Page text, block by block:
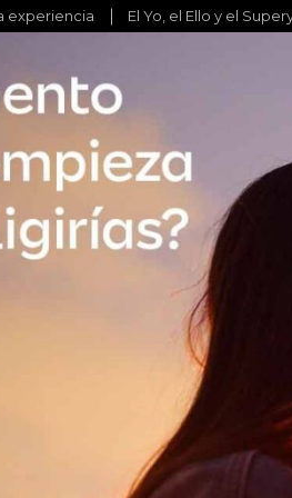
experiencia El Yo, el Ello y el